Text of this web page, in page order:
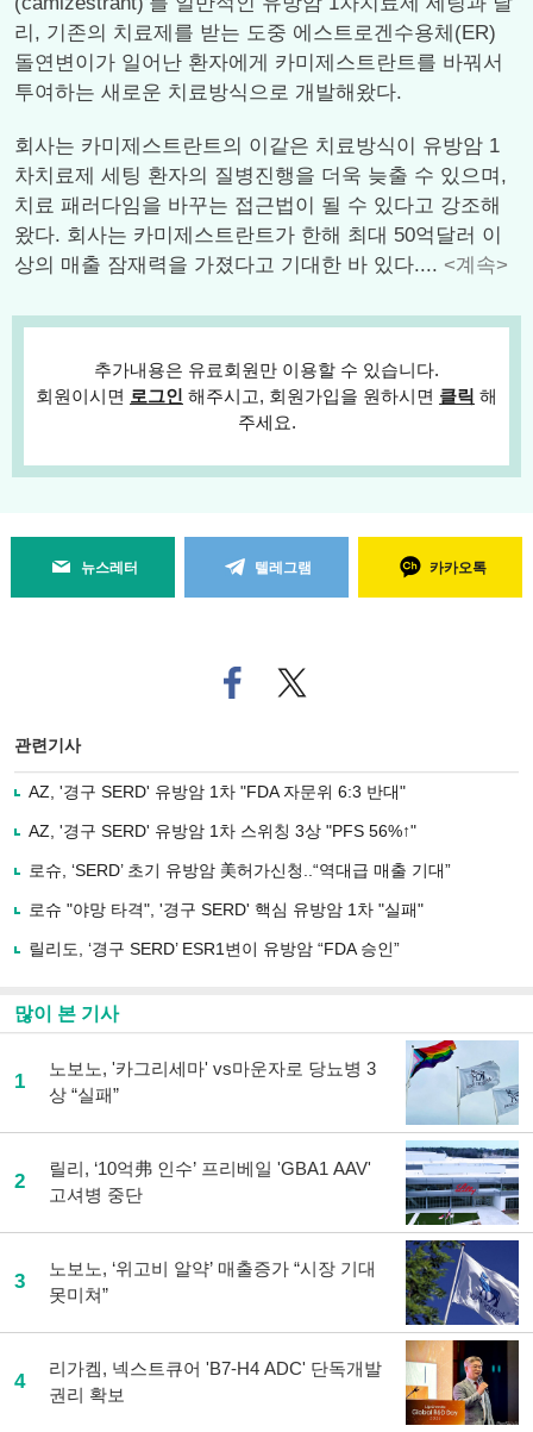
리, 기존의 치료제를 받는 도중 에스트로겐수용체(ER)
돌연변이가 일어난 환자에게 카미제스트란트를 바꿔서
투여하는 새로운 치료방식으로 개발해왔다.
회사는 카미제스트란트의 이같은 치료방식이 유방암 1
차치료제 세팅 환자의 질병진행을 더욱 늦출 수 있으며,
치료 패러다임을 바꾸는 접근법이 될 수 있다고 강조해
왔다. 회사는 카미제스트란트가 한해 최대 50억달러 이
상의 매출 잠재력을 가졌다고 기대한 바 있다.... <계속>
추가내용은 유료회원만 이용할 수 있습니다.
회원이시면 로그인 해주시고, 회원가입을 원하시면 클릭 해
주세요.
뉴스레터 텔레그램 카카오톡
페
이
로
기
사
유
기
트위
터로
관련기사
AZ, '경구 SERD' 유방암 1차 "FDA 자문위 6:3 반대"
AZ, '경구 SERD' 유방암 1차 스위칭 3상 "PFS 56%↑"
로슈, ‘SERD’ 초기 유방암 美허가신청..“역대급 매출 기대”
로슈 "야망 타격", '경구 SERD' 핵심 유방암 1차 "실패"
릴리도, ‘경구 SERD’ ESR1변이 유방암 “FDA 승인”
많이 본 기사
1
노보노, '카그리세마' vs마운자로 당뇨병 3
상 “실패”
2
릴리, ‘10억弗 인수’ 프리베일 'GBA1 AAV'
고셔병 중단
3
노보노, ‘위고비 알약’ 매출증가 “시장 기대
못미쳐”
4
리가켐, 넥스트큐어 'B7-H4 ADC' 단독개발
권리 확보